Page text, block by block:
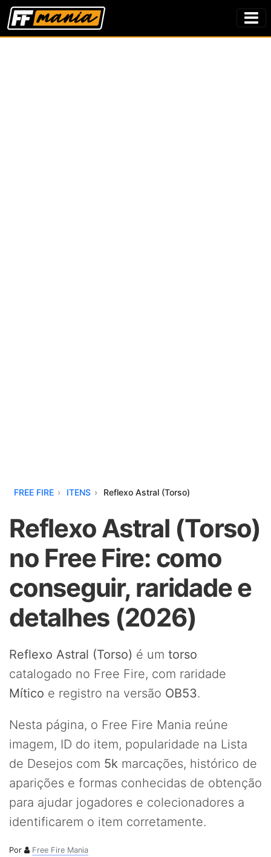
FREE FIRE ITENS Reflexo Astral (Torso)
Reflexo Astral (Torso)
no Free Fire: como
conseguir, raridade e
detalhes (2026)
Reflexo Astral (Torso) é um torso
catalogado no Free Fire, com raridade
Mítico e registro na versão OB53.
Nesta página, o Free Fire Mania reúne
imagem, ID do item, popularidade na Lista
de Desejos com 5k marcações, histórico de
aparições e formas conhecidas de obtenção
para ajudar jogadores e colecionadores a
identificarem o item corretamente.
Por
Free Fire Mania